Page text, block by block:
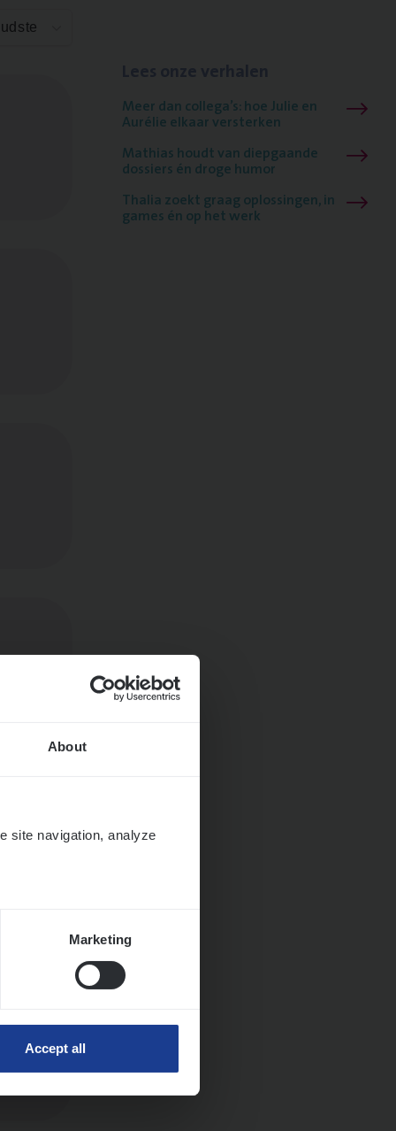
About
site navigation, analyze
Marketing
Accept all
Meer dan collega’s: hoe Julie en
Aurélie elkaar versterken
Mathias houdt van diepgaande
dossiers én droge humor
Thalia zoekt graag oplossingen, in
games én op het werk